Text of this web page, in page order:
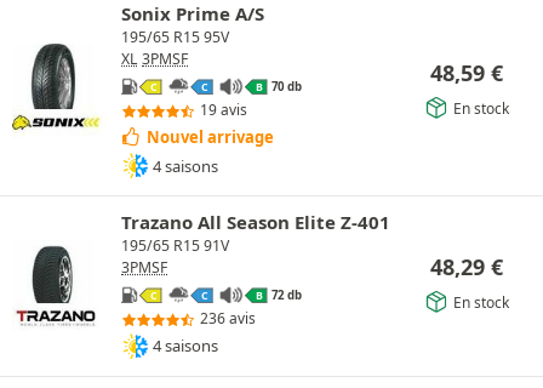
Sonix Prime A/S
195/65 R15 95V
XL 3PMSF
C C B 70 db
19 avis
Nouvel arrivage
4 saisons
48,59 €
En stock
Trazano All Season Elite Z-401
195/65 R15 91V
3PMSF
C C B 72 db
236 avis
4 saisons
48,29 €
En stock